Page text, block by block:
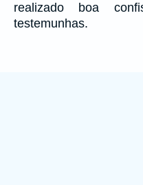
realizado boa
testemunhas.